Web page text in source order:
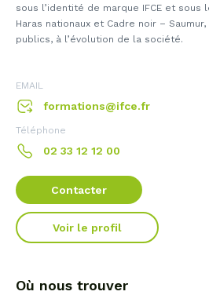
sous l’identité de marque IFCE et sous
Haras nationaux et Cadre noir –
publics, à l’évolution de la société.
EMAIL
formations@ifce.fr
Téléphone
02 33 12 12 00
Contacter
Voir le profil
Où nous trouver